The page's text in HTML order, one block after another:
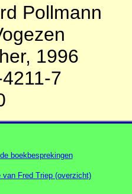
Pollmann
1996
7
boekbesprekingen
van Fred Triep (overzicht)